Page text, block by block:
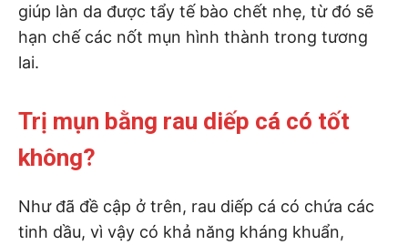
giúp làn da được tẩy tế bào chết nhẹ, từ đó sẽ
hạn chế các nốt mụn hình thành trong tương
lai.
Trị mụn bằng rau diếp cá có tốt
không?
Như đã đề cập ở trên, rau diếp cá có chứa các
tinh dầu, vì vậy có khả năng kháng khuẩn,